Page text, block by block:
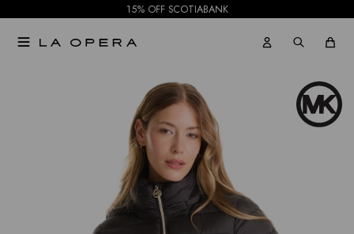
15% OFF SCOTIABANK

NOTIFICARME